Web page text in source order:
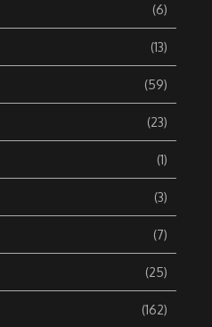
(6)
(13)
(59)
(23)
(1)
(3)
(7)
(25)
(162)